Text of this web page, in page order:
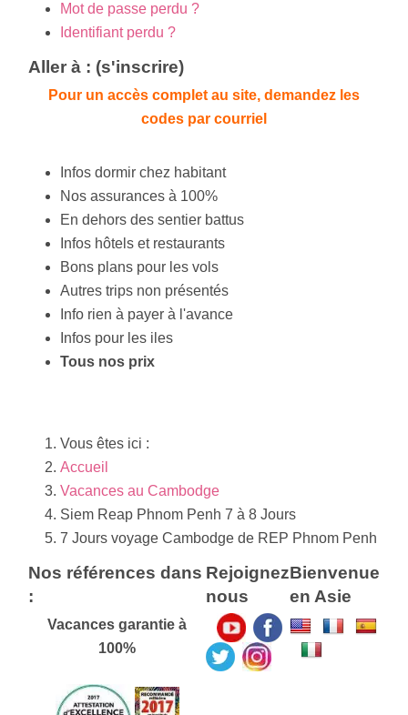
Mot de passe perdu ?
Identifiant perdu ?
Aller à : (s'inscrire)
Pour un accès complet au site, demandez les
codes par courriel
Infos dormir chez habitant
Nos assurances à 100%
En dehors des sentier battus
Infos hôtels et restaurants
Bons plans pour les vols
Autres trips non présentés
Info rien à payer à l'avance
Infos pour les iles
Tous nos prix
Vous êtes ici :
Accueil
Vacances au Cambodge
Siem Reap Phnom Penh 7 à 8 Jours
7 Jours voyage Cambodge de REP Phnom Penh
Nos références dans
:
Vacances garantie à
100%
Rejoignez
nous
Bienvenue
en Asie